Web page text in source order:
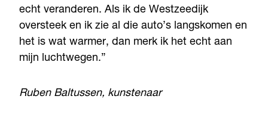
echt veranderen. Als ik de Westzeedijk
oversteek en ik zie al die auto’s langskomen en
het is wat warmer, dan merk ik het echt aan
mijn luchtwegen.”
Ruben Baltussen, kunstenaar